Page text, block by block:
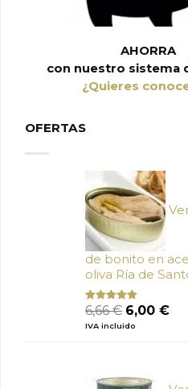
AHORRA
con nuestro sistema
¿Quieres
OFERTAS
de bonito en
oliva Ría de
Valorado
con
de 5
6,66€ El
precio
6,00 €El
IVA incluido